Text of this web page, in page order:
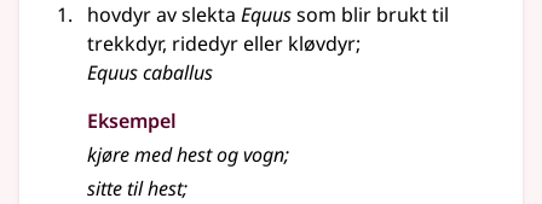
hovdyr av slekta Equussom blir brukt til
trekkdyr, ridedyreller kløvdyr;
Equus caballus
Eksempel
kjøre medhestog vogn;
sitte til hest;